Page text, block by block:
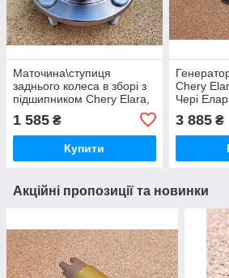
Маточина\ступиця
заднього колеса в зборі з
підшипником Chery Elara,
1 585 ₴
Купити
Chery
Чері
3 885₴
Акційні пропозиції та новинки